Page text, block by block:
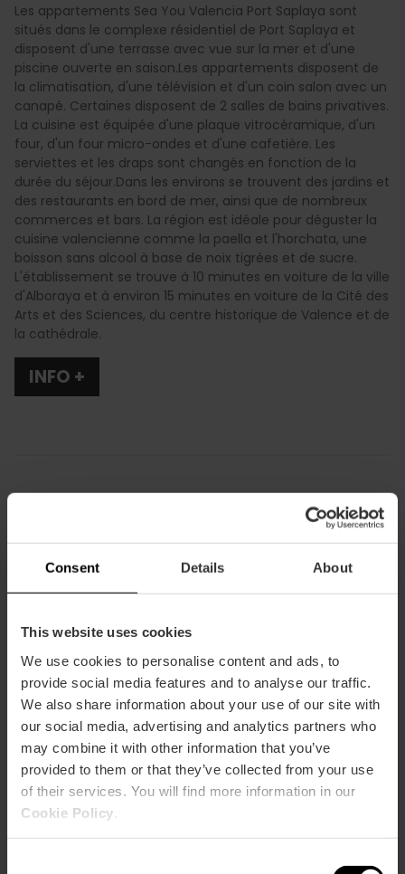
Consent Details About
This website uses cookies
We use cookies to personalise content and ads, to
provide social media features and to analyse our traffic.
We also share information about your use of our site with
our social media, advertising and analytics partners who
may combine it with other information that you’ve
provided to them or that they’ve collected from your use
of their services. You will find more information in our
Cookie Policy
Les appartements Sea You Valencia Port Saplaya sont
situés dans le complexe résidentiel de Port Saplaya et
disposent d'une terrasse avec vue sur la mer et d'une
piscine ouverte en saison.Les appartements disposent de
la climatisation, d'une télévision et d'un coin salon avec un
canapé. Certaines disposent de 2 salles de bains privatives.
La cuisine est équipée d'une plaque vitrocéramique, d'un
four, d'un four micro-ondes et d'une cafetière. Les
serviettes et les draps sont changés en fonction de la
durée du séjour.Dans les environs se trouvent des jardins et
des restaurants en bord de mer, ainsi que de nombreux
commerces et bars. La région est idéale pour déguster la
cuisine valencienne comme la paella et l'horchata, une
boisson sans alcool à base de noix tigrées et de sucre.
L'établissement se trouve à 10 minutes en voiture de la ville
d'Alboraya et à environ 15 minutes en voiture de la Cité des
Arts et des Sciences, du centre historique de Valence et de
la cathédrale.
INFO +
Climatisation
Parking
Wifi
Terrasse / Balcon
Piscina
Comment s'y rendre